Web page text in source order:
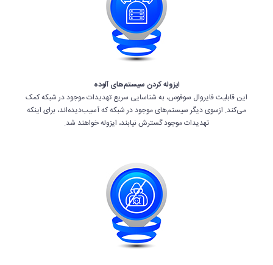
ایزوله کردن سیستم‌های آلوده
این قابلیت فایروال سوفوس، به شناسایی سریع تهدیدات موجود در شبکه کمک
می‌کند. ازسوی دیگر سیستم‌های موجود در شبکه که آسیب‌دیده‌اند، برای اینکه
تهدیدات موجود گسترش نیابند، ایزوله خواهند شد.